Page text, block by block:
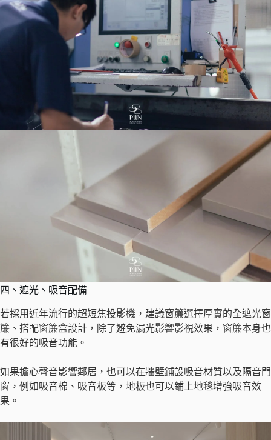
四、遮光、吸音配備
若採用近年流行的超短焦投影機，建議窗簾選擇厚實的全遮光窗
簾、搭配窗簾盒設計，除了避免漏光影響影視效果，窗簾本身也
有很好的吸音功能。
如果擔心聲音影響鄰居，也可以在牆壁鋪設吸音材質以及隔音門
窗，例如吸音棉、吸音板等，地板也可以鋪上地毯增強吸音效
果。